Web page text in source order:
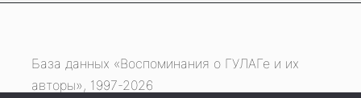
База данных «Воспоминания о ГУЛАГе и их
авторы», 1997-2026